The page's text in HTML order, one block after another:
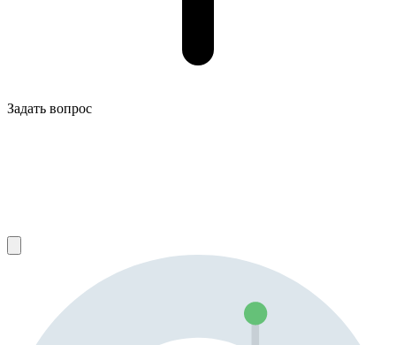
Задать вопрос